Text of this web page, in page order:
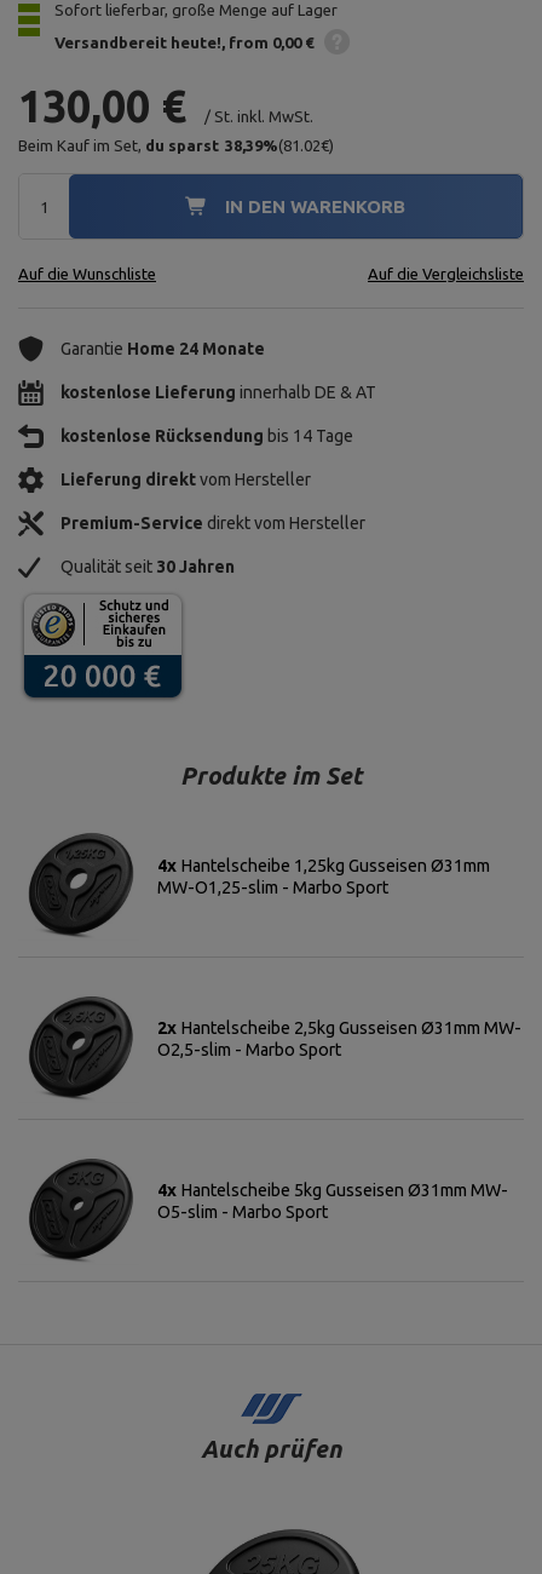
Sofort lieferbar, große Menge auf Lager
Versandbereit heute! from 0,00 €
130,00 € / St. inkl. MwSt.
Beim Kauf im Set, du sparst 38,39%(81.02€)
IN DEN WARENKORB
Auf die Wunschliste Auf die Vergleichsliste
Garantie Home 24 Monate
kostenlose Lieferung innerhalb DE & AT
kostenlose Rücksendung bis 14 Tage
Lieferung direktvom Hersteller
Premium-Service direkt vom Hersteller
Qualität seit 30 Jahren
Produkte im Set
4x Hantelscheibe 1,25kg Gusseisen Ø31mm
MW-O1,25-slim - Marbo Sport
2x Hantelscheibe 2,5kg Gusseisen Ø31mm MW-
O2,5-slim - Marbo Sport
4x Hantelscheibe 5kg Gusseisen Ø31mm MW-
O5-slim - Marbo Sport
Auch prüfen